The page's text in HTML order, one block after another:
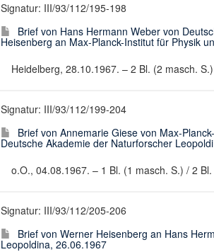
Signatur: III/93/112/195-198
Brief von Hans Hermann Weber von
Heisenberg an Max-Planck-Institut für Physik
Heidelberg, 28.10.1967. – 2 Bl. (2 masch.
Signatur: III/93/112/199-204
Brief von Annemarie Giese von Max-
Deutsche Akademie der Naturforscher
o.O., 04.08.1967. – 1 Bl. (1 masch. S.) / 2
Signatur: III/93/112/205-206
Brief von Werner Heisenberg an Hans
Leopoldina, 26.06.1967